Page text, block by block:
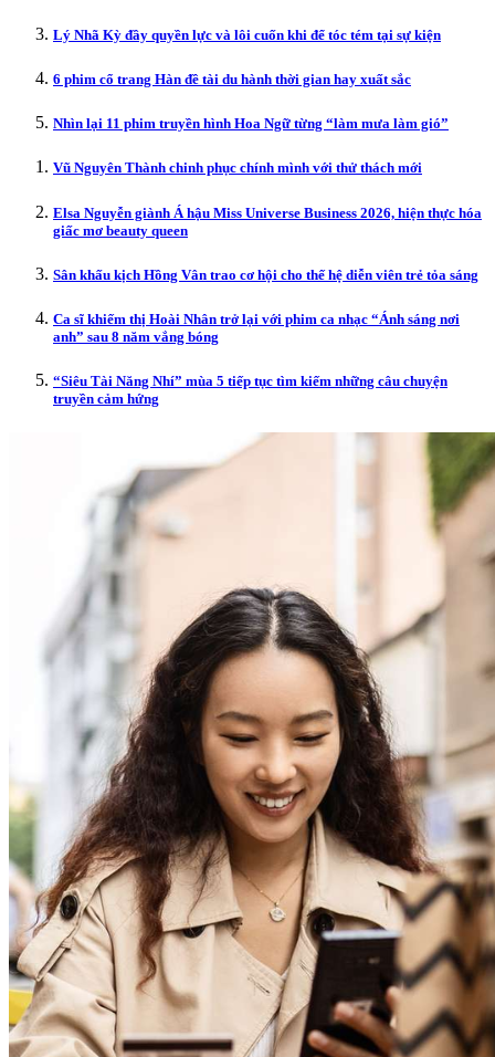
Lý Nhã Kỳ đầy quyền lực và lôi cuốn khi để tóc tém tại sự kiện
6 phim cổ trang Hàn đề tài du hành thời gian hay xuất sắc
Nhìn lại 11 phim truyền hình Hoa Ngữ từng “làm mưa làm gió”
Vũ Nguyên Thành chinh phục chính mình với thử thách mới
Elsa Nguyễn giành Á hậu Miss Universe Business 2026, hiện thực hóa
giấc mơ beauty queen
Sân khấu kịch Hồng Vân trao cơ hội cho thế hệ diễn viên trẻ tỏa sáng
Ca sĩ khiếm thị Hoài Nhân trở lại với phim ca nhạc “Ánh sáng nơi
anh” sau 8 năm vắng bóng
“Siêu Tài Năng Nhí” mùa 5 tiếp tục tìm kiếm những câu chuyện
truyền cảm hứng